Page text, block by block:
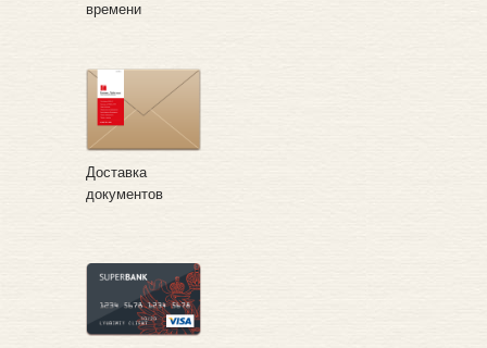
Вернуться к заказу
времени
Доставка
документов